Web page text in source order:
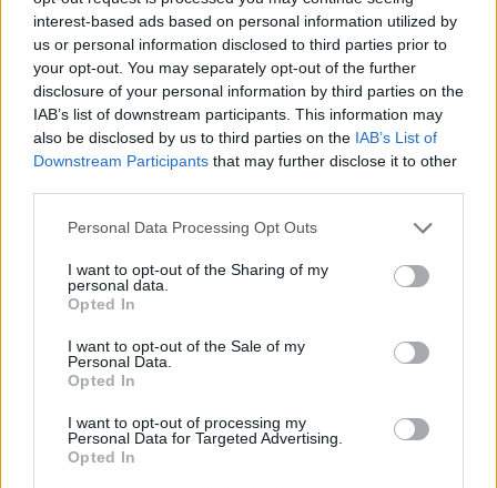
interest-based ads based on personal information utilized by
us or personal information disclosed to third parties prior to
your opt-out. You may separately opt-out of the further
disclosure of your personal information by third parties on the
IAB’s list of downstream participants. This information may
also be disclosed by us to third parties on the IAB’s List of
Downstream Participants that may further disclose it to other
Personal Data Processing Opt Outs
I want to opt-out of the Sharing of my
personal data.
Opted In
I want to opt-out of the Sale of my
Personal Data.
Opted In
I want to opt-out of processing my
Personal Data for Targeted Advertising.
Opted In